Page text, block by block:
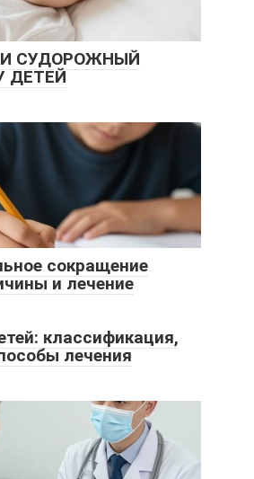
СУДОРОЖНЫЙ
ДЕТЕЙ
сокращение
и лечение
классификация,
лечения